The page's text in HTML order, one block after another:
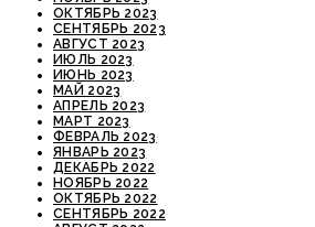
ОКТЯБРЬ 2023
СЕНТЯБРЬ 2023
АВГУСТ 2023
ИЮЛЬ 2023
ИЮНЬ 2023
МАЙ 2023
АПРЕЛЬ 2023
МАРТ 2023
ФЕВРАЛЬ 2023
ЯНВАРЬ 2023
ДЕКАБРЬ 2022
НОЯБРЬ 2022
ОКТЯБРЬ 2022
СЕНТЯБРЬ 2022